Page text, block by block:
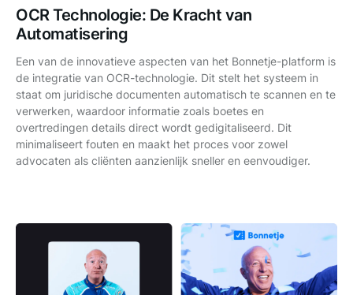
OCR Technologie: De Kracht van
Automatisering
Een van de innovatieve aspecten van het Bonnetje-platform is
de integratie van OCR-technologie. Dit stelt het systeem in
staat om juridische documenten automatisch te scannen en te
verwerken, waardoor informatie zoals boetes en
overtredingen details direct wordt gedigitaliseerd. Dit
minimaliseert fouten en maakt het proces voor zowel
advocaten als cliënten aanzienlijk sneller en eenvoudiger.